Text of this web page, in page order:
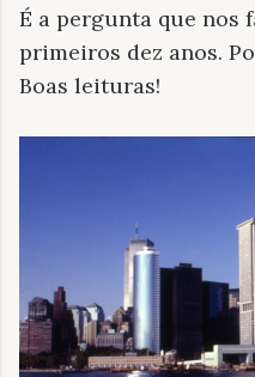
É a pergunta que nos
primeiros dez anos.
Boas leituras!